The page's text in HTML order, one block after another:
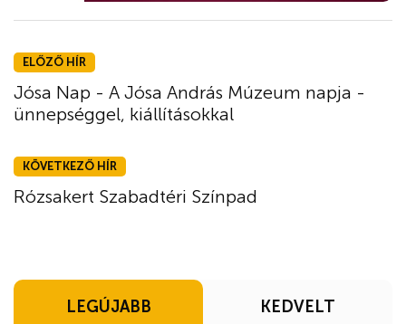
ELŐZŐ HÍR
Jósa Nap - A Jósa András Múzeum napja -
ünnepséggel, kiállításokkal
KÖVETKEZŐ HÍR
Rózsakert Szabadtéri Színpad
LEGÚJABB KEDVELT